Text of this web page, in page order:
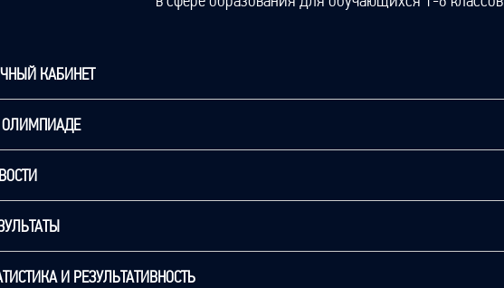
КАБИНЕТ
ОЛИМПИАДЕ
И РЕЗУЛЬТАТИВНОСТЬ